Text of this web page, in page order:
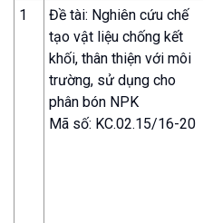
1
Đề tài: Nghiên cứu chế
tạo vật liệu chống kết
khối, thân thiện với môi
trường, sử dụng cho
phân bón NPK
Mã số: KC.02.15/16-20